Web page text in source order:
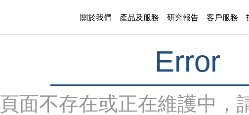
關於我們 產品及服務 研究報告 客戶服務
Error
頁面不存在或正在維護中，